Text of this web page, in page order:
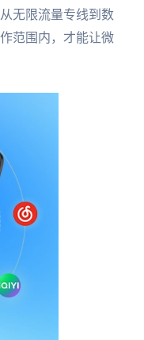
无限流量专线到数
范围内，才能让微